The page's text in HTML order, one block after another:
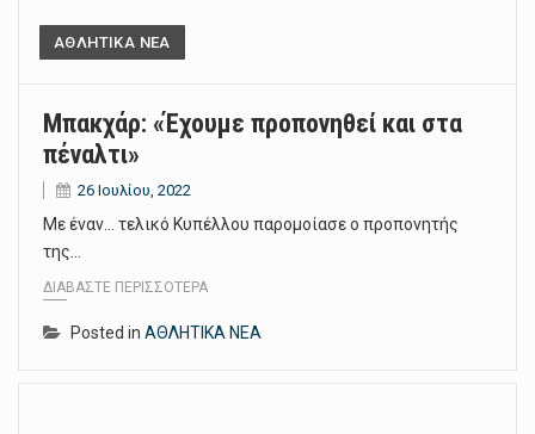
ΑΘΛΗΤΙΚΑ ΝΕΑ
Μπακχάρ: «Έχουμε προπονηθεί και στα
πέναλτι»
26 Ιουλίου, 2022
Με έναν… τελικό Κυπέλλου παρομοίασε ο προπονητής
της…
ΔΙΑΒΆΣΤΕ ΠΕΡΙΣΣΌΤΕΡΑ
Posted in ΑΘΛΗΤΙΚΑ ΝΕΑ